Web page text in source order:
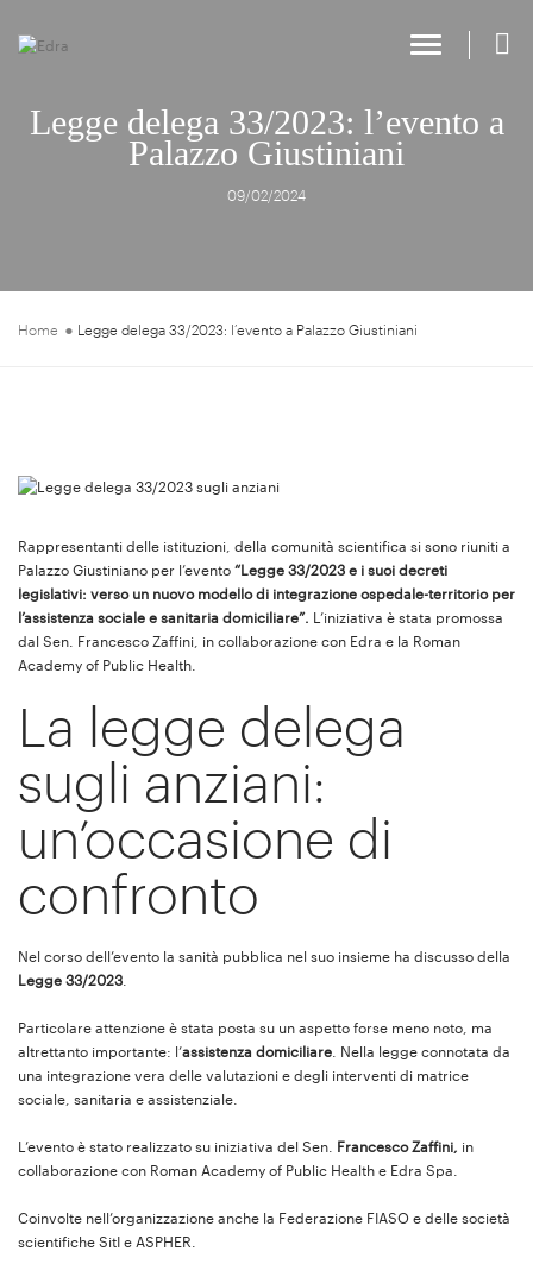
Toggle
Legge delega 33/2023: l’evento a
Palazzo Giustiniani
09/02/2024
Home Legge delega 33/2023: l’evento a Palazzo Giustiniani
Rappresentanti delle istituzioni, della comunità scientifica si sono riuniti a
Palazzo Giustiniano per l’evento “Legge 33/2023 e i suoi decreti
legislativi: verso un nuovo modello di integrazione ospedale-territorio per
l’assistenza sociale e sanitaria domiciliare”.
L’iniziativa è stata promossa
dal Sen. Francesco Zaffini, in collaborazione con Edra e la Roman
Academy of Public Health.
La legge delega
sugli anziani:
un’occasione di
confronto
Nel corso dell’evento la sanità pubblica nel suo insieme ha discusso della
Legge 33/2023
Particolare attenzione è stata posta su un aspetto forse meno noto, ma
altrettanto importante: l’assistenza domiciliare . Nella legge connotata da
una integrazione vera delle valutazioni e degli interventi di matrice
sociale, sanitaria e assistenziale.
L’evento è stato realizzato su iniziativa del Sen. Francesco Zaffini, in
collaborazione con Roman Academy of Public Health e Edra Spa.
Coinvolte nell’organizzazione anche la Federazione FIASO e delle società
scientifiche SitI e ASPHER.